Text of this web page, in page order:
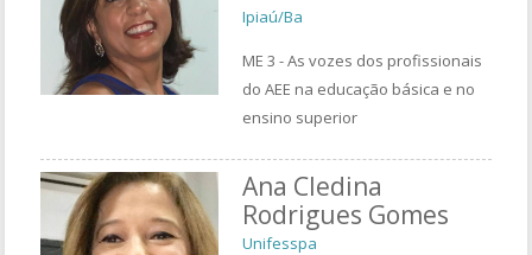
Ipiaú/Ba
ME 3 - As vozes dos profissionais
do AEE na educação básica e no
ensino superior
Ana Cledina
Rodrigues Gomes
Unifesspa